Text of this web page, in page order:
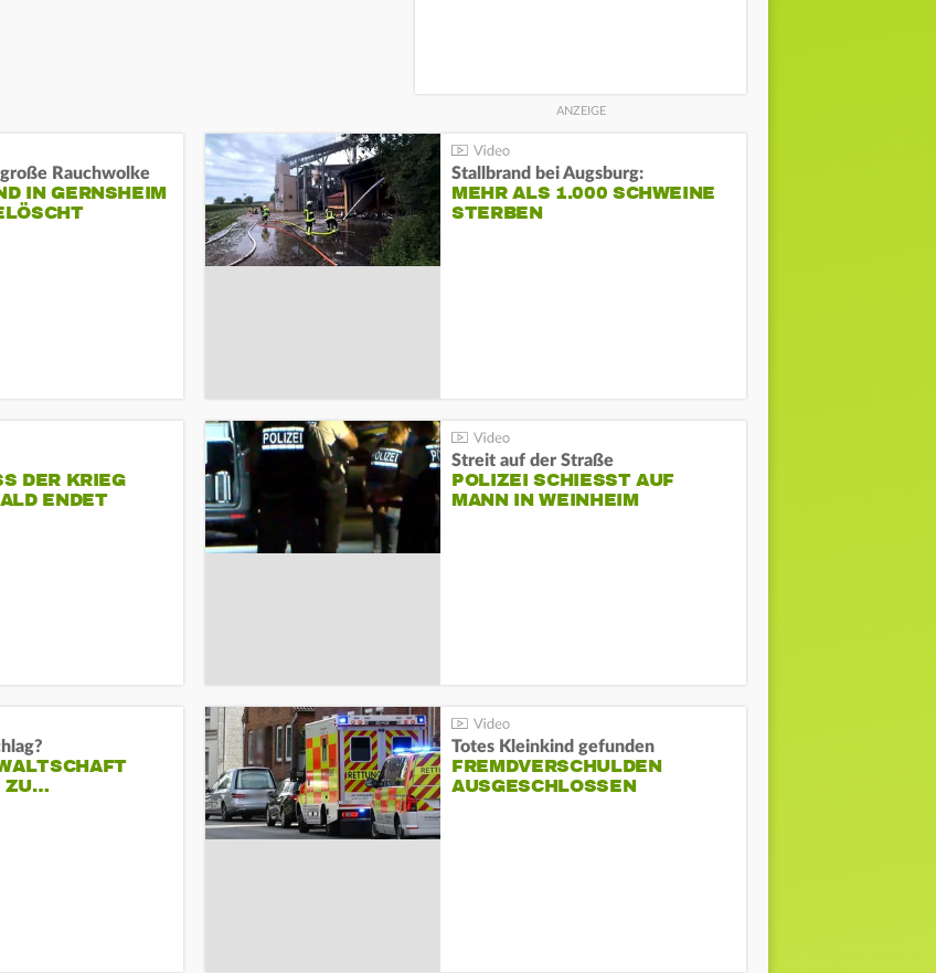
Rauchwolke
IN GERNSHEIM E
Stallbrand bei Augsburg:
MEHR ALS 1.000 SCHWEINE
STERBEN
DER KRIEG
ENDET
Streit auf der Straße
POLIZEI SCHIESST AUF M
ANN IN WEINHEIM
ZU…
Totes Kleinkind gefunden
FREMDVERSCHULDEN
AUSGESCHLOSSEN